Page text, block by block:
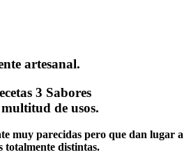
artesanal.
3 Sabores
de usos.
muy parecidas pero que dan lugar a
totalmente distintas.